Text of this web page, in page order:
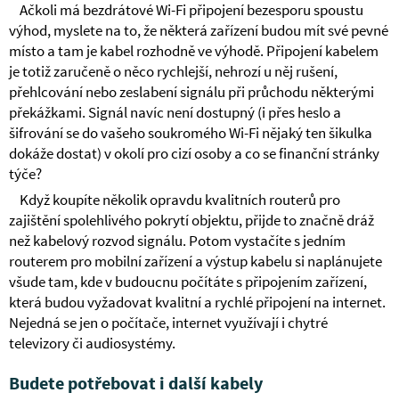
Ačkoli má bezdrátové Wi-Fi připojení bezesporu spoustu
výhod, myslete na to, že některá zařízení budou mít své pevné
místo a tam je kabel rozhodně ve výhodě. Připojení kabelem
je totiž zaručeně o něco rychlejší, nehrozí u něj rušení,
přehlcování nebo zeslabení signálu při průchodu některými
překážkami. Signál navíc není dostupný (i přes heslo a
šifrování se do vašeho soukromého Wi-Fi nějaký ten šikulka
dokáže dostat) v okolí pro cizí osoby a co se finanční stránky
týče?
Když koupíte několik opravdu kvalitních routerů pro
zajištění spolehlivého pokrytí objektu, přijde to značně dráž
než kabelový rozvod signálu. Potom vystačíte s jedním
routerem pro mobilní zařízení a výstup kabelu si naplánujete
všude tam, kde v budoucnu počítáte s připojením zařízení,
která budou vyžadovat kvalitní a rychlé připojení na internet.
Nejedná se jen o počítače, internet využívají i chytré
televizory či audiosystémy.
Budete potřebovat i další kabely